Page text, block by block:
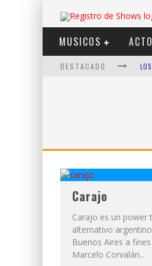
MUSICOS
DESTACADO
Carajo
Carajo es un power
alternativo
Buenos Aires a
Marcelo Corvalán...